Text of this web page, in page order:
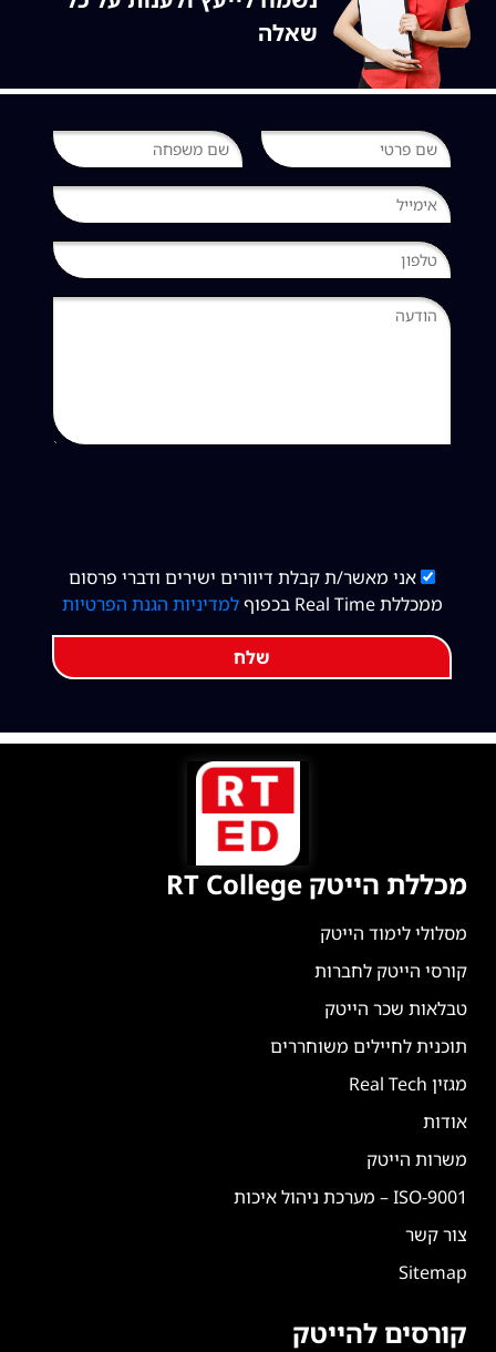
להשלמת פערים.
close
שאלה
אני מאשר/ת קבלת דיוורים ישירים ודברי פרסום
ממכללת Real Time בכפוף
למדיניות הגנת הפרטיות
שלח
מכללת הייטק RT College
מסלולי לימוד הייטק
קורסי הייטק לחברות
טבלאות שכר הייטק
תוכנית לחיילים משוחררים
מגזין Real Tech
אודות
משרות הייטק
ISO-9001 – מערכת ניהול איכות
צור קשר
Sitemap
קורסים להייטק